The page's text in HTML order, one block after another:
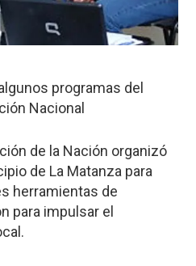
programas del
Nacional
de la Nación organizó
de La Matanza para
herramientas de
para impulsar el